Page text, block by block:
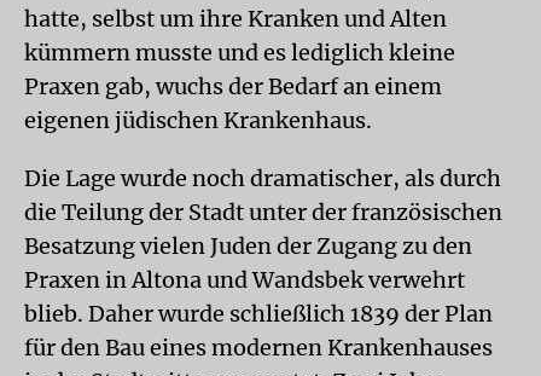
hatte, selbst um ihre Kranken und Alten
kümmern musste und es lediglich kleine
Praxen gab, wuchs der Bedarf an einem
eigenen jüdischen Krankenhaus.
Die Lage wurde noch dramatischer, als durch
die Teilung der Stadt unter der französischen
Besatzung vielen Juden der Zugang zu den
Praxen in Altona und Wandsbek verwehrt
blieb. Daher wurde schließlich 1839 der Plan
für den Bau eines modernen Krankenhauses